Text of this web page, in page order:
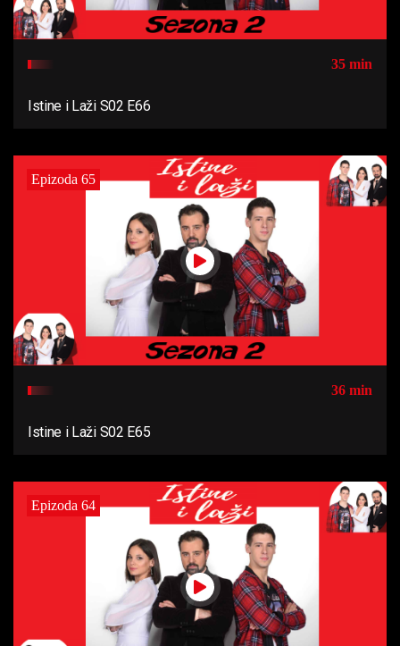
35 min
Istine i Laži S02 E66
Epizoda 65
36 min
Istine i Laži S02 E65
Epizoda 64